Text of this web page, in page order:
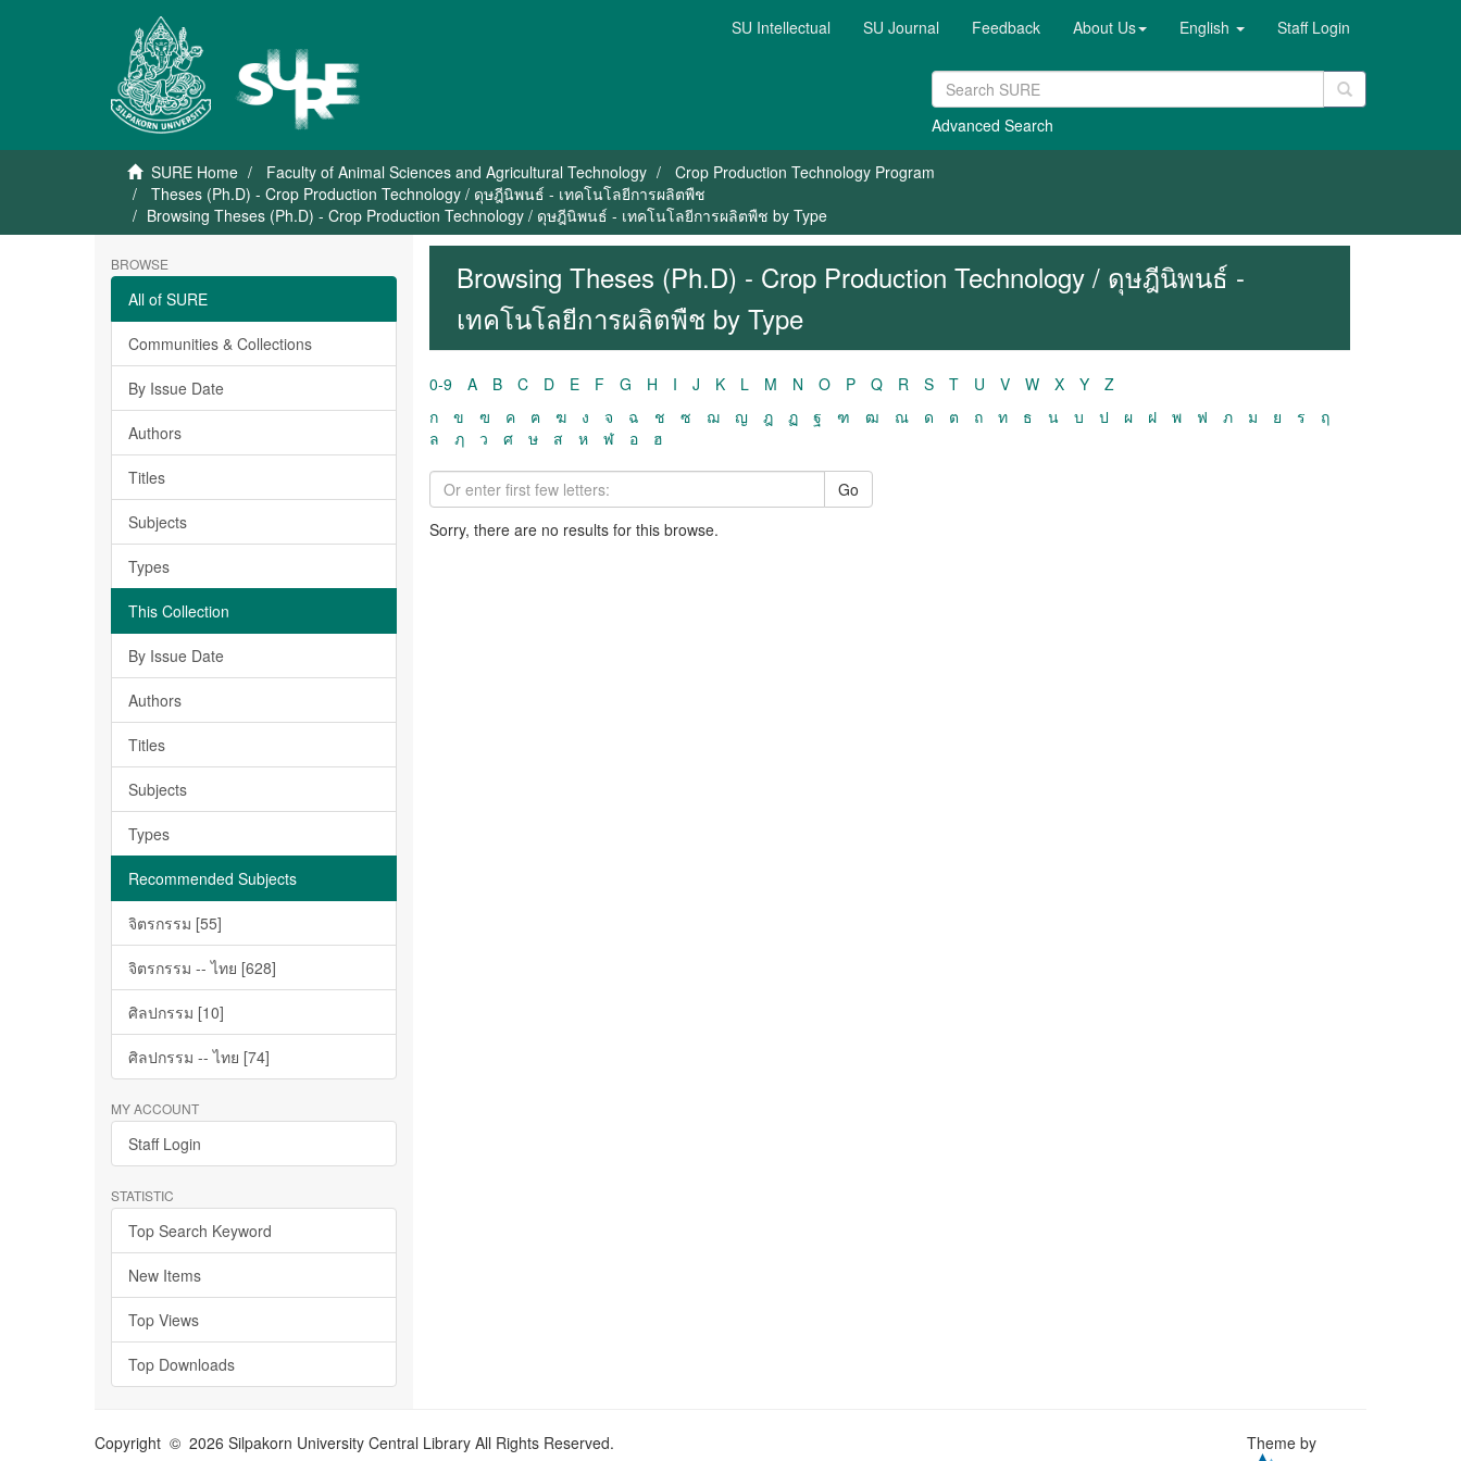
SU Intellectual SU Journal Feedback About Us English Staff Login
Advanced Search
SURE Home Faculty of Animal Sciences and Agricultural Technology
Crop Production Technology Program
Theses (Ph.D) - Crop Production Technology / ดุษฎีนิพนธ์ - เทคโนโลยีการผลิตพืช
Browsing Theses (Ph.D) - Crop Production Technology / ดุษฎีนิพนธ์ - เทคโนโลยีการผลิตพืช by Type
BROWSE
All of SURE
Communities & Collections
By Issue Date
Authors
Titles
Subjects
Types
This Collection
By Issue Date
Authors
Titles
Subjects
Types
Recommended Subjects
จิตรกรรม [55]
จิตรกรรม -- ไทย [628]
ศิลปกรรม [10]
ศิลปกรรม -- ไทย [74]
MY ACCOUNT
Staff Login
STATISTIC
Top Search Keyword
New Items
Top Views
Top Downloads
Browsing Theses (Ph.D) - Crop Production Technology / ดุษฎีนิพนธ์ -
เทคโนโลยีการผลิตพืช by Type
0-9 A B C D E F G H I J K L M N O P Q R S T U V W X Y
Z
ก
ข ฃ ค ฅ ฆ ง จ ฉ ช ซ ฌ ญ ฎ ฏ ฐ ฑ ฒ ณ ด ต ถ ท ธ น บ ป ผ ฝ พ ฟ ภ ม ย ร
ฤ
ล
ฦ ว ศ ษ ส ห ฬ อ ฮ
Go
Sorry, there are no results for this browse.
Copyright © 2026 Silpakorn University Central Library All Rights Reserved. Theme by